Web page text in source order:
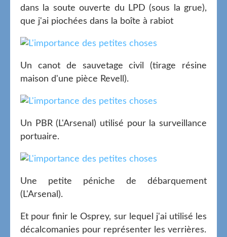
dans la soute ouverte du LPD (sous la grue),
que j'ai piochées dans la boîte à rabiot
Un canot de sauvetage civil (tirage résine
maison d'une pièce Revell).
Un PBR (L'Arsenal) utilisé pour la surveillance
portuaire.
Une petite péniche de débarquement
(L'Arsenal).
Et pour finir le Osprey, sur lequel j'ai utilisé les
décalcomanies pour représenter les verrières.